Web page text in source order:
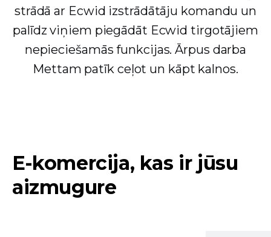
strādā ar Ecwid izstrādātāju komandu un
palīdz viņiem piegādāt Ecwid tirgotājiem
nepieciešamās funkcijas. Ārpus darba
Mettam patīk ceļot un kāpt kalnos.
E-komercija, kas ir jūsu
aizmugure